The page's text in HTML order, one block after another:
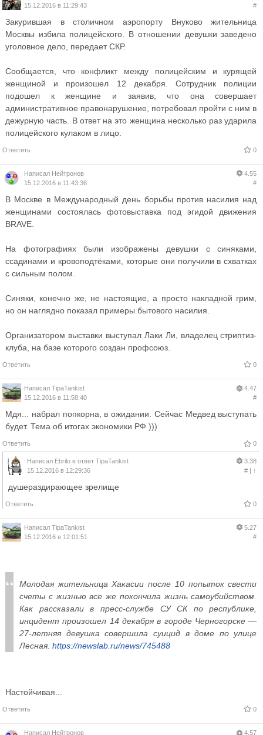
15.12.2016 в 11:29:43
#
Закурившая в столичном аэропорту Внуково жительница
Москвы избила полицейского. В отношении девушки заведено
уголовное дело, передает СКР.
Сообщается, что конфликт между полицейским и курящей
женщиной и произошел 12 декабря. Сотрудник полиции
подошел к женщине и заявив, что она совершает
административное правонарушение, потребовал пройти с ним в
дежурную часть. В ответ на это женщина несколько раз ударила
полицейского кулаком в лицо.
Ответить 0
Написал Нейтронов
15.12.2016 в 11:43:36
4.55
#
В Москве в Международный день борьбы против насилия над
женщинами состоялась фотовыставка под эгидой движения
BRAVE.
На фотографиях были изображены девушки с синяками,
ссадинами и кровоподтёками, которые они получили в схватках
с сильным полом.
Синяки, конечно же, не настоящие, а просто накладной грим,
но он наглядно показал примеры бытового насилия.
Организатором выставки выступал Лаки Ли, владелец стриптиз-
клуба, на базе которого создан профсоюз.
Ответить 0
Написал TipaTankist
15.12.2016 в 11:58:40
4.47
#
Мдя... набрал попкорна, в ожидании. Сейчас Медвед выступать
будет. Тема об итогах экономики РФ )))
Ответить 0
Написал Ebrilo в ответ TipaTankist
15.12.2016 в 12:29:36
3.38
#| ↑
душераздирающее зрелище
Ответить 0
Написал TipaTankist
15.12.2016 в 12:01:51
5.27
#
Молодая жительница Хакасии после 10 попыток свести
счеты с жизнью все же покончила жизнь самоубийством.
Как рассказали в пресс-службе СУ СК по республике,
инцидент произошел 14 декабря в городе Черногорске —
27-летняя девушка совершила суицид в доме по улице
Лесная. https://newslab.ru/news/745488
Настойчивая...
Ответить 0
Написал Нейтронов 4.57